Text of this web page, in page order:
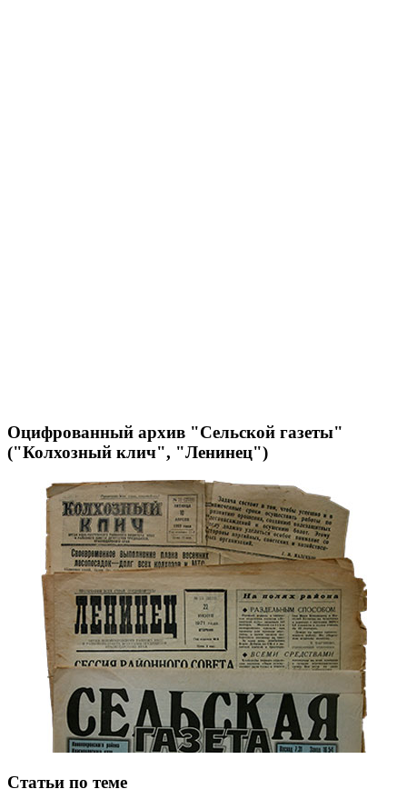
Оцифрованный архив "Сельской газеты"
("Колхозный клич", "Ленинец")
Статьи по теме